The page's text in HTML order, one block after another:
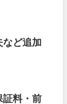
ど追加
証料・前